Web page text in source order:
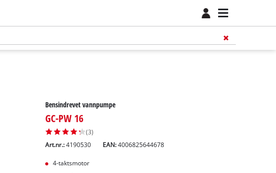
Bensindrevet vannpumpe
GC-PW 16
(3)
Art.nr.: 4190530 EAN:4006825644678
4-taktsmotor